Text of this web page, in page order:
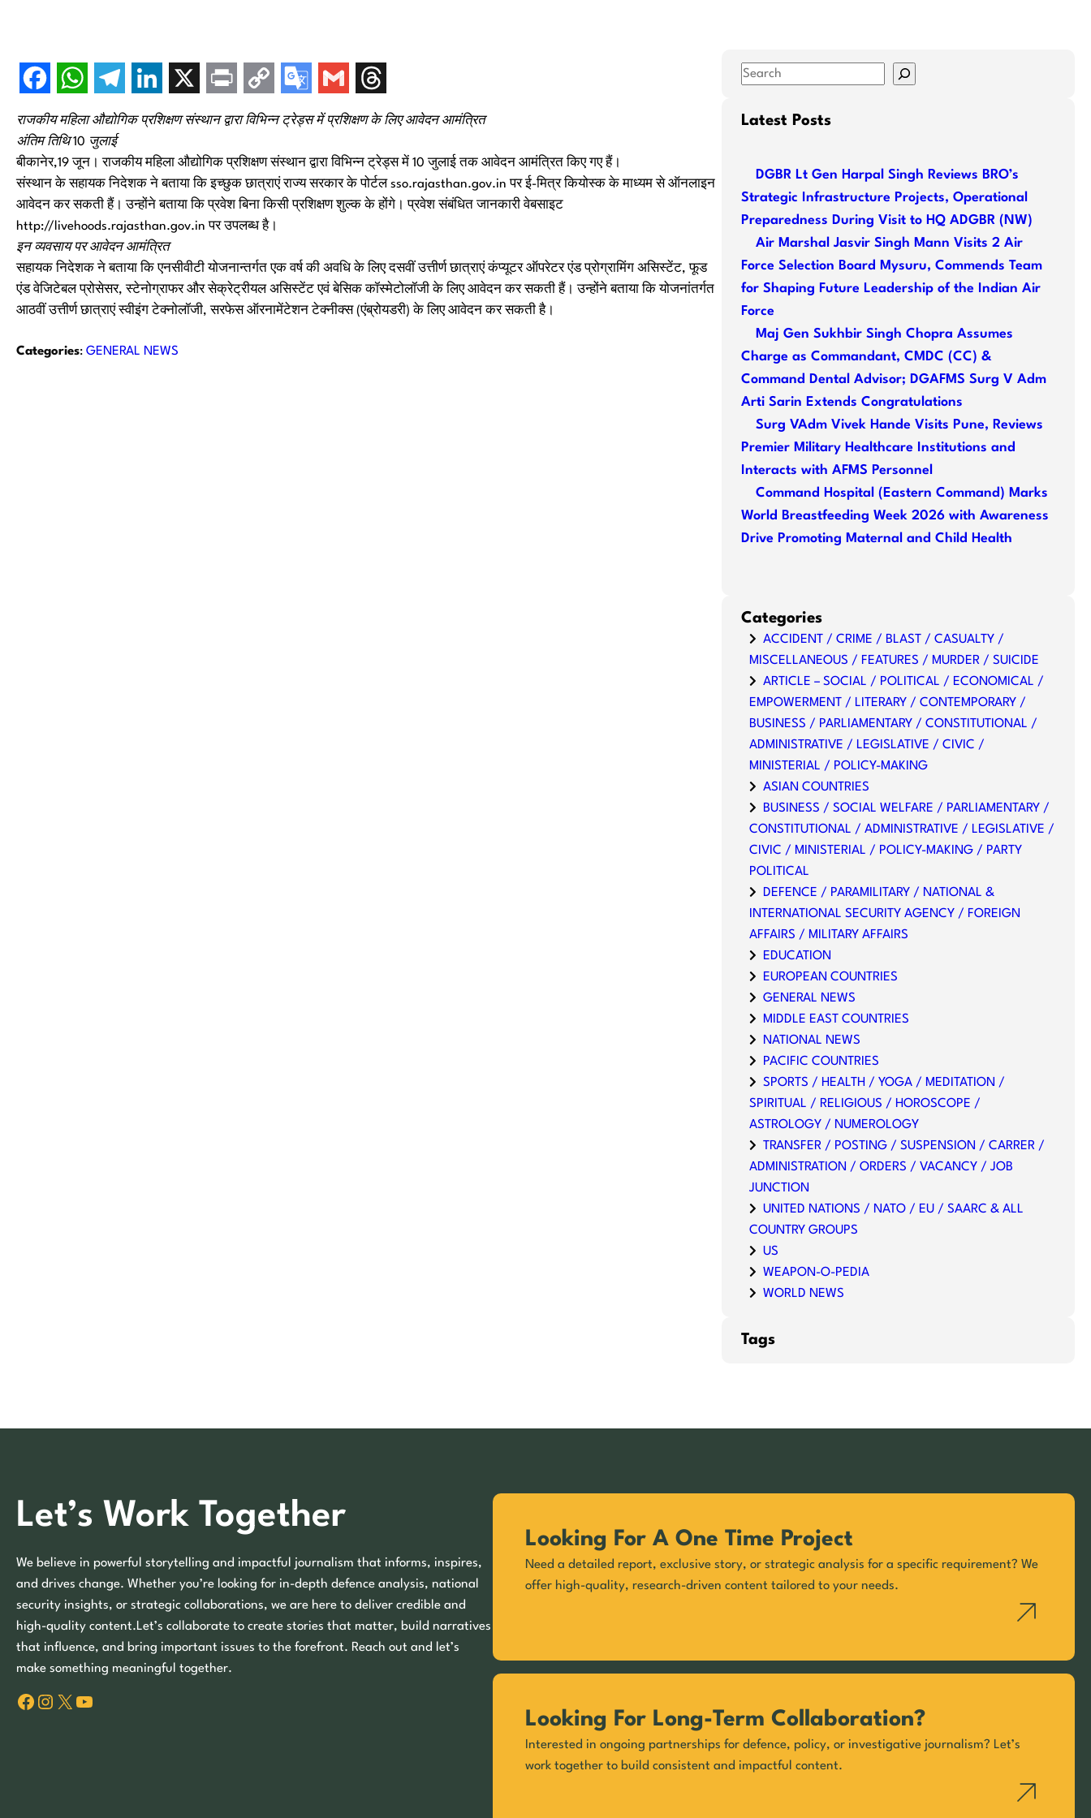
राजकीय महिला औद्योगिक प्रशिक्षण संस्थान द्वारा विभिन्न ट्रेड्स में प्रशिक्षण के लिए आवेदन आमंत्रित
अंतिम तिथि 10 जुलाई
बीकानेर,19 जून। राजकीय महिला औद्योगिक प्रशिक्षण संस्थान द्वारा विभिन्न ट्रेड्स में 10 जुलाई तक आवेदन आमंत्रित किए गए हैं।
संस्थान के सहायक निदेशक ने बताया कि इच्छुक छात्राएं राज्य सरकार के पोर्टल sso.rajasthan.gov.in पर ई-मित्र कियोस्क के माध्यम से ऑनलाइन
आवेदन कर सकती हैं। उन्होंने बताया कि प्रवेश बिना किसी प्रशिक्षण शुल्क के होंगे। प्रवेश संबंधित जानकारी वेबसाइट
http://livehoods.rajasthan.gov.in पर उपलब्ध है।
इन व्यवसाय पर आवेदन आमंत्रित
सहायक निदेशक ने बताया कि एनसीवीटी योजनान्तर्गत एक वर्ष की अवधि के लिए दसवीं उत्तीर्ण छात्राएं कंप्यूटर ऑपरेटर एंड प्रोग्रामिंग असिस्टेंट, फूड
एंड वेजिटेबल प्रोसेसर, स्टेनोग्राफर और सेक्रेट्रीयल असिस्टेंट एवं बेसिक कॉस्मेटोलॉजी के लिए आवेदन कर सकती हैं। उन्होंने बताया कि योजनांतर्गत
आठवीं उत्तीर्ण छात्राएं स्वीइंग टेक्नोलॉजी, सरफेस ऑरनामेंटेशन टेक्नीक्स (एंब्रोयडरी) के लिए आवेदन कर सकती है।
Categories: GENERAL NEWS
S
aLatest Posts
DGBR Lt Gen Harpal Singh Reviews BRO’s
Strategic Infrastructure Projects, Operational
Preparedness During Visit to HQ ADGBR (NW)
Air Marshal Jasvir Singh Mann Visits 2 Air
Force Selection Board Mysuru, Commends Team
for Shaping Future Leadership of the Indian Air
Force
Maj Gen Sukhbir Singh Chopra Assumes
Charge as Commandant, CMDC (CC) &
Command Dental Advisor; DGAFMS Surg V Adm
Arti Sarin Extends Congratulations
Surg VAdm Vivek Hande Visits Pune, Reviews
Premier Military Healthcare Institutions and
Interacts with AFMS Personnel
Command Hospital (Eastern Command) Marks
World Breastfeeding Week 2026 with Awareness
Drive Promoting Maternal and Child Health
Categories
ACCIDENT / CRIME / BLAST / CASUALTY /
MISCELLANEOUS / FEATURES / MURDER / SUICIDE
ARTICLE – SOCIAL / POLITICAL / ECONOMICAL /
EMPOWERMENT / LITERARY / CONTEMPORARY /
BUSINESS / PARLIAMENTARY / CONSTITUTIONAL /
ADMINISTRATIVE / LEGISLATIVE / CIVIC /
MINISTERIAL / POLICY-MAKING
ASIAN COUNTRIES
BUSINESS / SOCIAL WELFARE / PARLIAMENTARY /
CONSTITUTIONAL / ADMINISTRATIVE / LEGISLATIVE /
CIVIC / MINISTERIAL / POLICY-MAKING / PARTY
POLITICAL
DEFENCE / PARAMILITARY / NATIONAL &
INTERNATIONAL SECURITY AGENCY / FOREIGN
AFFAIRS / MILITARY AFFAIRS
EDUCATION
EUROPEAN COUNTRIES
GENERAL NEWS
MIDDLE EAST COUNTRIES
NATIONAL NEWS
PACIFIC COUNTRIES
SPORTS / HEALTH / YOGA / MEDITATION /
SPIRITUAL / RELIGIOUS / HOROSCOPE /
ASTROLOGY / NUMEROLOGY
TRANSFER / POSTING / SUSPENSION / CARRER /
ADMINISTRATION / ORDERS / VACANCY / JOB
JUNCTION
UNITED NATIONS / NATO / EU / SAARC & ALL
COUNTRY GROUPS
US
WEAPON-O-PEDIA
WORLD NEWS
Tags
Let’s Work Together
We believe in powerful storytelling and impactful journalism that informs, inspires,
and drives change. Whether you’re looking for in-depth defence analysis, national
security insights, or strategic collaborations, we are here to deliver credible and
high-quality content.Let’s collaborate to create stories that matter, build narratives
that influence, and bring important issues to the forefront. Reach out and let’s
make something meaningful together.
Facebook Instagram X YouTube
Looking For A One Time Project
Need a detailed report, exclusive story, or strategic analysis for a specific requirement? We
offer high-quality, research-driven content tailored to your needs.
Looking For Long-Term Collaboration?
Interested in ongoing partnerships for defence, policy, or investigative journalism? Let’s
work together to build consistent and impactful content.